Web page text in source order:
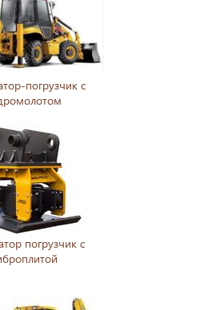
погрузчик с
погрузчик с